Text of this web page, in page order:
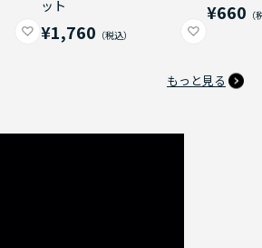
ット
¥1,760
¥660
もっと見る